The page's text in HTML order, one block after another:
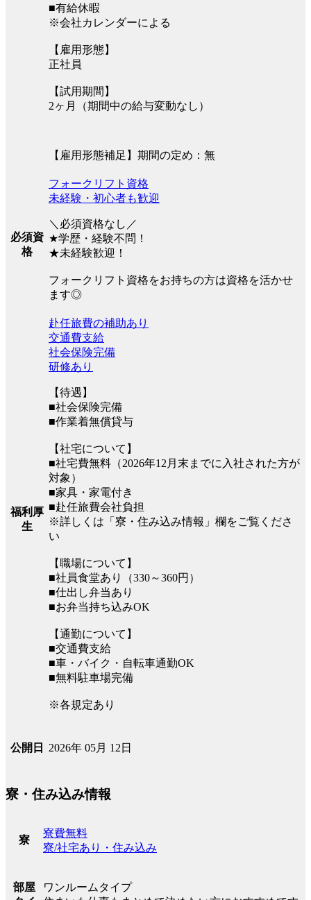
■有給休暇
※会社カレンダーによる
【雇用形態】
正社員
【試用期間】
2ヶ月（期間中の給与変動なし）
【雇用形態補足】期間の定め：無
必須資
格
フォークリフト資格
未経験・初心者も歓迎
＼必須資格なし／
★学歴・経験不問！
★未経験歓迎！
フォークリフト資格をお持ちの方は資格を活かせ
ます◎
福利厚
生
赴任旅費の補助あり
交通費支給
社会保険完備
研修あり
【待遇】
■社会保険完備
■作業着無償貸与
【社宅について】
■社宅費無料（2026年12月末までに入社された方が
対象）
■家具・家電付き
■赴任旅費会社負担
※詳しくは「寮・住み込み情報」欄をご覧くださ
い
【職場について】
■社員食堂あり（330～360円）
■仕出し弁当あり
■お弁当持ち込みOK
【通勤について】
■交通費支給
■車・バイク・自転車通勤OK
■無料駐車場完備
※各規定あり
公開日 2026年 05月 12日
寮・住み込み情報
寮
寮費無料
寮/社宅あり・住み込み
部屋
ワンルームタイプ